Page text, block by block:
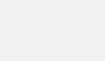
mit dem SBZ